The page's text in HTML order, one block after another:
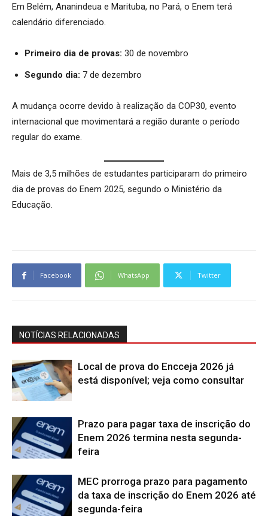
Em Belém, Ananindeua e Marituba, no Pará, o Enem terá
calendário diferenciado.
Primeiro dia de provas: 30 de novembro
Segundo dia: 7 de dezembro
A mudança ocorre devido à realização da COP30, evento
internacional que movimentará a região durante o período
regular do exame.
Mais de 3,5 milhões de estudantes participaram do primeiro
dia de provas do Enem 2025, segundo o Ministério da
Educação.
Facebook WhatsApp Twitter
NOTÍCIAS RELACIONADAS
Local de prova do Encceja 2026 já
está disponível; veja como consultar
Prazo para pagar taxa de inscrição do
Enem 2026 termina nesta segunda-
feira
MEC prorroga prazo para pagamento
da taxa de inscrição do Enem 2026 até
segunda-feira